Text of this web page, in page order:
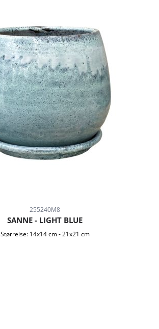
255240M8
SANNE - LIGHT BLUE
Størrelse: 14x14 cm -21x21 cm